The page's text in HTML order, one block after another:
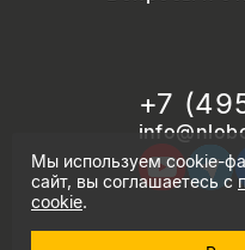
+7
Мы используем cookie-
сайт, вы соглашаетесь с
cookie.